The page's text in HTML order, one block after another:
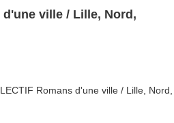
d'une ville / Lille, Nord,